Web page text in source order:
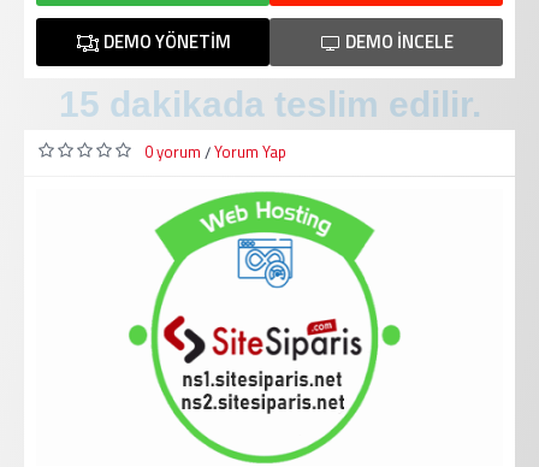
DEMO İNCELE
DEMO YÖNETIM
15 dakikada teslim edilir.
0 yorum /Yorum Yap